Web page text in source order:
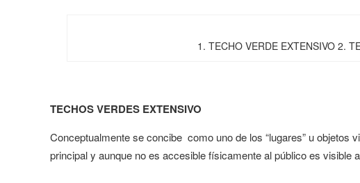
1. TECHO VERDE EXTENSIVO 2.
TECHOS VERDES EXTENSIVO
Conceptualmente se concibe como uno de los “lugares” u objetos
principal y aunque no es accesible físicamente al público es visible